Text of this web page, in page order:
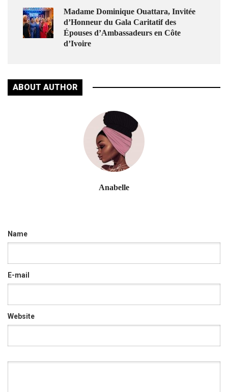
Madame Dominique Ouattara, Invitée
d’Honneur du Gala Caritatif des
Épouses d’Ambassadeurs en Côte
d’Ivoire
ABOUT AUTHOR
Anabelle
Name
E-mail
Website